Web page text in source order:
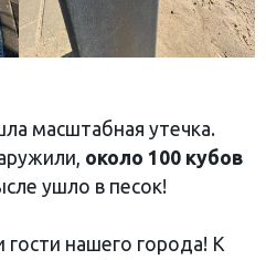
масштабная утечка.
около 100 кубов
ушло в песок!
нашего города! К